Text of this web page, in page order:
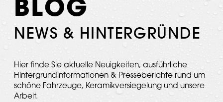
BLOG
NEWS & HINTERGRÜNDE
Hier finde Sie aktuelle Neuigkeiten, ausführliche
Hintergrundinformationen & Presseberichte rund um
schöne Fahrzeuge, Keramikversiegelung und unsere
Arbeit.